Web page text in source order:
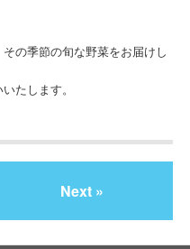
の季節の旬な野菜をお届けし
たします。
Next »